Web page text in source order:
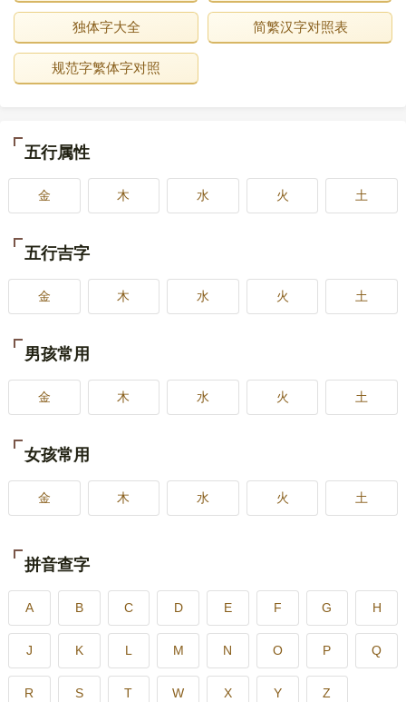
独体字大全 简繁汉字对照表
规范字繁体字对照
五行属性
金 木 水 火 土
五行吉字
金 木 水 火 土
男孩常用
金 木 水 火 土
女孩常用
金 木 水 火 土
拼音查字
A B C D E F G H
J K L M N O P Q
R S T W X Y Z